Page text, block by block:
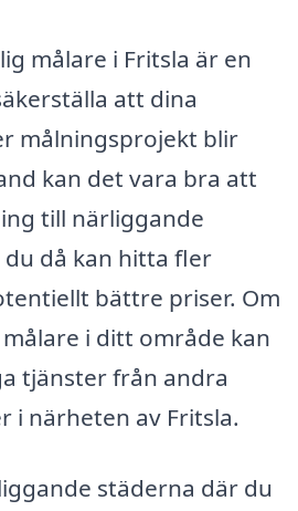
målare i Fritsla är en
att dina
målningsprojekt blir
kan det vara bra att
till närliggande
då kan hitta fler
bättre priser. Om
i ditt område kan
tjänster från andra
i närheten av Fritsla.
städerna där du